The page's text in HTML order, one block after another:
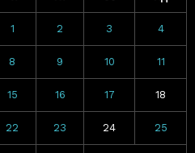
1 2 3 4
8 9 10 11
15 16 17 18
22 23 24 25